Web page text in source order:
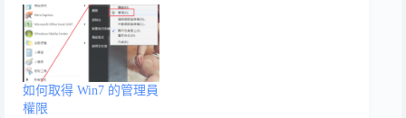
如何取得 Win7 的管理員
權限